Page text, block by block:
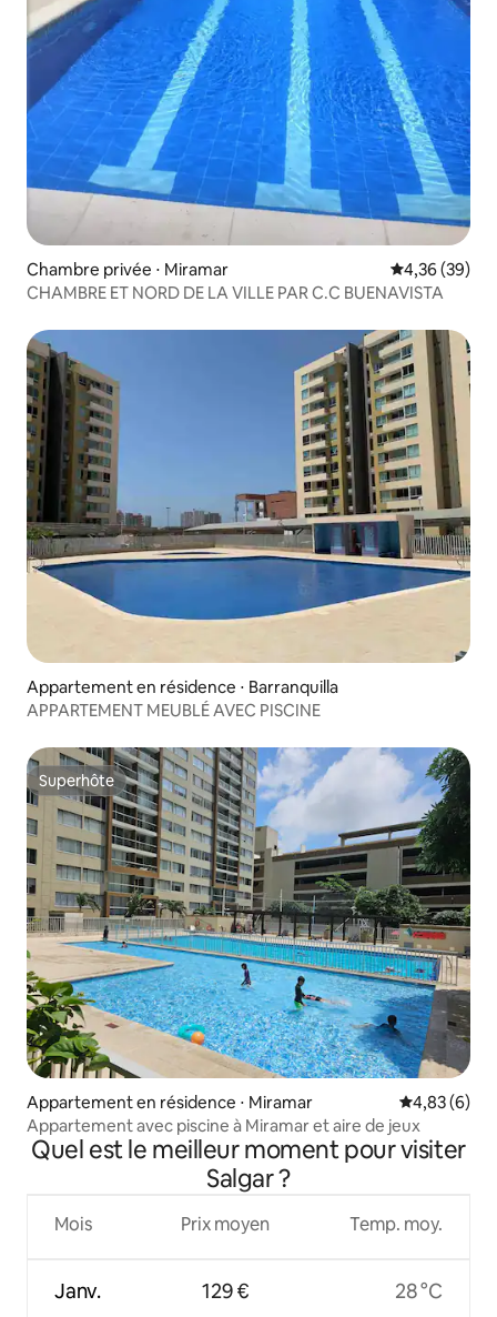
Chambre privée ⋅ Miramar Évaluation
4,36 (39)
CHAMBRE ET NORD DE LA VILLE PAR C.C BUENAVISTA
Appartement en résidence ⋅ Barranquilla
APPARTEMENT MEUBLÉ AVEC PISCINE
Superhôte
Superhôte
Appartement en résidence ⋅ Miramar Évaluation
4,83 (6)
Appartement avec piscine à Miramar et aire de jeux
Quel est le meilleur moment pour visiter
Salgar ?
Mois
Janv.
Prix moyen
129 €
Temp. moy.
28 °C